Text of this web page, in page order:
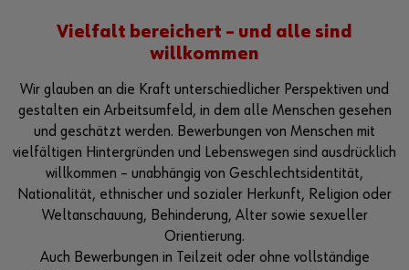
Vielfalt bereichert – und alle sind
willkommen
Wir glauben an die Kraft unterschiedlicher Perspektiven und
gestalten ein Arbeitsumfeld, in dem alle Menschen gesehen
und geschätzt werden. Bewerbungen von Menschen mit
vielfältigen Hintergründen und Lebenswegen sind ausdrücklich
willkommen – unabhängig von Geschlechtsidentität,
Nationalität, ethnischer und sozialer Herkunft, Religion oder
Weltanschauung, Behinderung, Alter sowie sexueller
Orientierung.
Auch Bewerbungen in Teilzeit oder ohne vollständige